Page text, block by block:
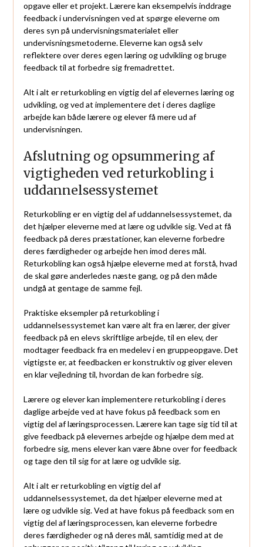
opgave eller et projekt. Lærere kan eksempelvis inddrage
feedback i undervisningen ved at spørge eleverne om
deres syn på undervisningsmaterialet eller
undervisningsmetoderne. Eleverne kan også selv
reflektere over deres egen læring og udvikling og bruge
feedback til at forbedre sig fremadrettet.
Alt i alt er returkobling en vigtig del af elevernes læring og
udvikling, og ved at implementere det i deres daglige
arbejde kan både lærere og elever få mere ud af
undervisningen.
Afslutning og opsummering af
vigtigheden ved returkobling i
uddannelsessystemet
Returkobling er en vigtig del af uddannelsessystemet, da
det hjælper eleverne med at lære og udvikle sig. Ved at få
feedback på deres præstationer, kan eleverne forbedre
deres færdigheder og arbejde hen imod deres mål.
Returkobling kan også hjælpe eleverne med at forstå, hvad
de skal gøre anderledes næste gang, og på den måde
undgå at gentage de samme fejl.
Praktiske eksempler på returkobling i
uddannelsessystemet kan være alt fra en lærer, der giver
feedback på en elevs skriftlige arbejde, til en elev, der
modtager feedback fra en medelev i en gruppeopgave. Det
vigtigste er, at feedbacken er konstruktiv og giver eleven
en klar vejledning til, hvordan de kan forbedre sig.
Lærere og elever kan implementere returkobling i deres
daglige arbejde ved at have fokus på feedback som en
vigtig del af læringsprocessen. Lærere kan tage sig tid til at
give feedback på elevernes arbejde og hjælpe dem med at
forbedre sig, mens elever kan være åbne over for feedback
og tage den til sig for at lære og udvikle sig.
Alt i alt er returkobling en vigtig del af
uddannelsessystemet, da det hjælper eleverne med at
lære og udvikle sig. Ved at have fokus på feedback som en
vigtig del af læringsprocessen, kan eleverne forbedre
deres færdigheder og nå deres mål, samtidig med at de